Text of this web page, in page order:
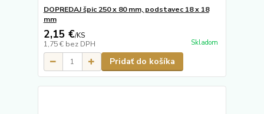
DOPREDAJ špic 250 x 80 mm, podstavec 18 x 18
mm
2,15 €/KS
1,75 € bez DPH Skladom
Pridať do košíka